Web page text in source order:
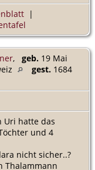
|
, geb. 19 Mai
gest. 1684
Uri hatte das
und 4
nicht sicher..?
Thalammann